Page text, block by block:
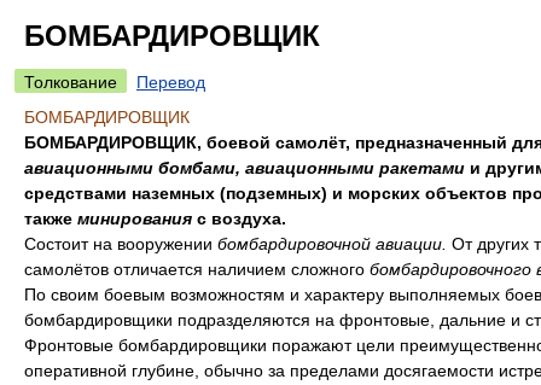
БОМБАРДИРОВЩИК
Толкование
Перевод
БОМБАРДИРОВЩИК
БОМБАРДИРОВЩИК, боевой самолёт, предназначенный
авиационными бомбами, авиационными ракетами и
средствами наземных (подземных) и морских объектов
также минирования с воздуха.
Состоит на вооружении бомбардировочной авиации. От других
самолётов отличается наличием сложного бомбардировочного
По своим боевым возможностям и характеру выполняемых
бомбардировщики подразделяются на фронтовые, дальние и
Фронтовые бомбардировщики поражают цели
оперативной глубине, обычно за пределами досягаемости